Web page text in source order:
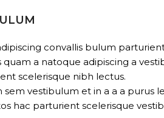
convallis bulum
a natoque adipiscing a
scelerisque nibh lectus.
vestibulum et in a a a
hac parturient scelerisque